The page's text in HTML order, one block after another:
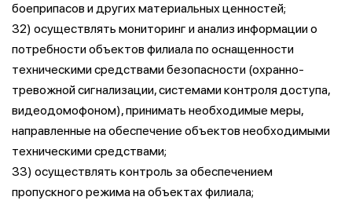
боеприпасов и других материальных ценностей;
32) осуществлять мониторинг и анализ информации о
потребности объектов филиала по оснащенности
техническими средствами безопасности (охранно-
тревожной сигнализации, системами контроля доступа,
видеодомофоном), принимать необходимые меры,
направленные на обеспечение объектов необходимыми
техническими средствами;
33) осуществлять контроль за обеспечением
пропускного режима на объектах филиала;